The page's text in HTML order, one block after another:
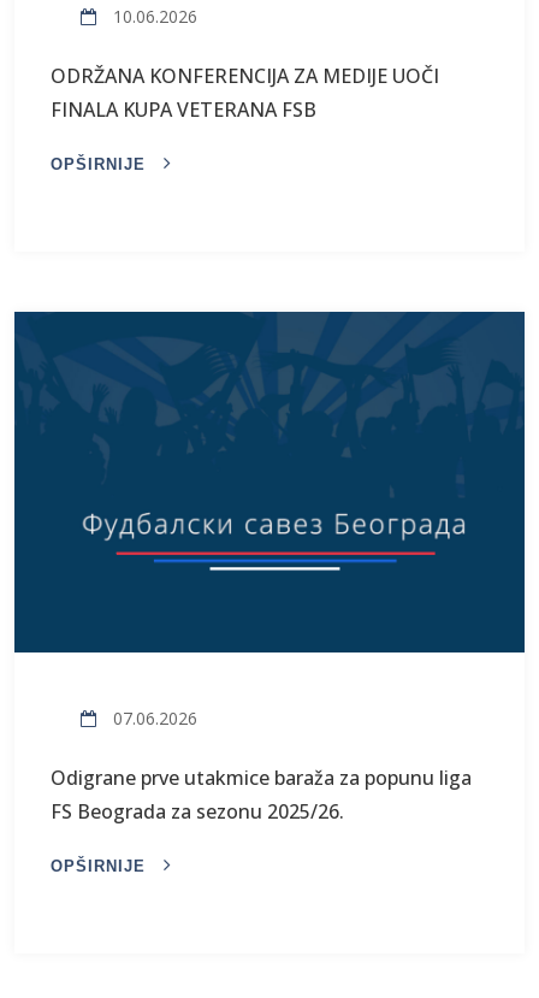
10.06.2026
ODRŽANA KONFERENCIJA ZA MEDIJE UOČI
FINALA KUPA VETERANA FSB
OPŠIRNIJE
07.06.2026
Odigrane prve utakmice baraža za popunu liga
FS Beograda za sezonu 2025/26.
OPŠIRNIJE